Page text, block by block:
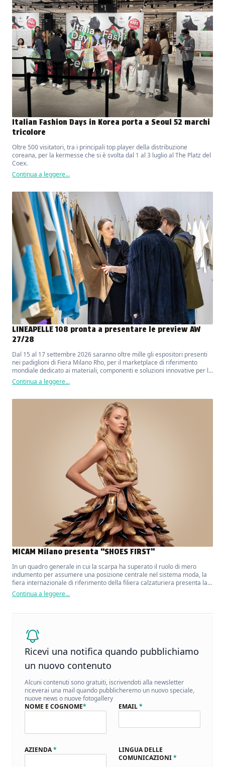
Italian Fashion Days in Korea porta a Seoul 52 marchi
tricolore
Oltre 500 visitatori, tra i principali top player della distribuzione
coreana, per la kermesse che si è svolta dal 1 al 3 luglio al The Platz del
Coex.
Continua a leggere...
LINEAPELLE 108 pronta a presentare le preview AW
27/28
Dal 15 al 17 settembre 2026 saranno oltre mille gli espositori presenti
nei padiglioni di Fiera Milano Rho, per il marketplace di riferimento
mondiale dedicato ai materiali, componenti e soluzioni innovative per la
moda, il lusso, il design e l'arredo.
Continua a leggere...
MICAM Milano presenta “SHOES FIRST”
In un quadro generale in cui la scarpa ha superato il ruolo di mero
indumento per assumere una posizione centrale nel sistema moda, la
fiera internazionale di riferimento della filiera calzaturiera presenta la
sua nuova campagna di comunicazione.
Continua a leggere...
Ricevi una notifica quando pubblichiamo
un nuovo contenuto
Alcuni contenuti sono gratuiti, iscrivendoti alla newsletter
riceverai una mail quando pubblicheremo un nuovo speciale,
nuove news o nuove fotogallery
NOME E COGNOME* EMAIL*
AZIENDA*
LINGUA DELLE
COMUNICAZIONI*